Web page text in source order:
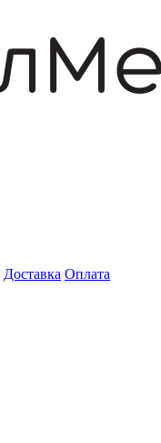
Доставка Оплата